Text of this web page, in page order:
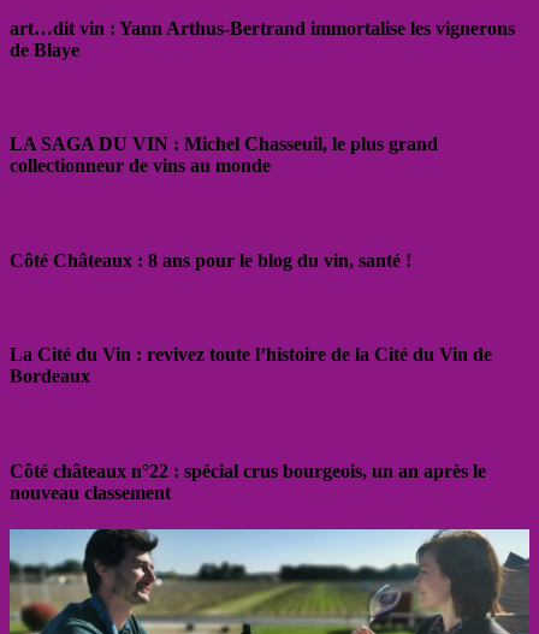
art…dit vin : Yann Arthus-Bertrand immortalise les vignerons
de Blaye
LA SAGA DU VIN : Michel Chasseuil, le plus grand
collectionneur de vins au monde
Côté Châteaux : 8 ans pour le blog du vin, santé !
La Cité du Vin : revivez toute l’histoire de la Cité du Vin de
Bordeaux
Côté châteaux n°22 : spécial crus bourgeois, un an après le
nouveau classement